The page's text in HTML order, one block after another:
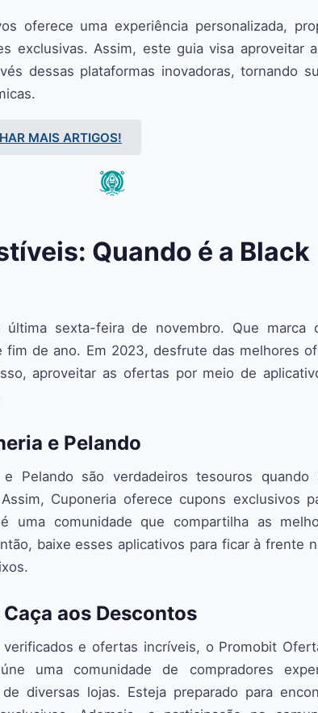
oferece uma experiência personalizada,
exclusivas. Assim, este guia visa aproveitar
dessas plataformas inovadoras, tornando
MAIS ARTIGOS!
Quando é a Black
última sexta-feira de novembro. Que marca
fim de ano. Em 2023, desfrute das melhores
aproveitar as ofertas por meio de
e Pelando
e Pelando são verdadeiros tesouros
Cuponeria oferece cupons exclusivos
uma comunidade que compartilha as
baixe esses aplicativos para ficar à frente
aos Descontos
e ofertas incríveis, o Promobit
uma comunidade de compradores
diversas lojas. Esteja preparado para